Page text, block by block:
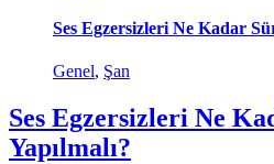
Ses Egzersizleri Ne Kadar
Genel, Şan
Ses Egzersizleri Ne
Yapılmalı?